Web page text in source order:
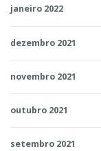
janeiro 2022
dezembro 2021
novembro 2021
outubro 2021
setembro 2021